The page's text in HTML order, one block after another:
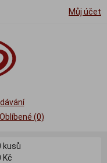
Můj účet
kusů
Kč
Oblíbené (0)